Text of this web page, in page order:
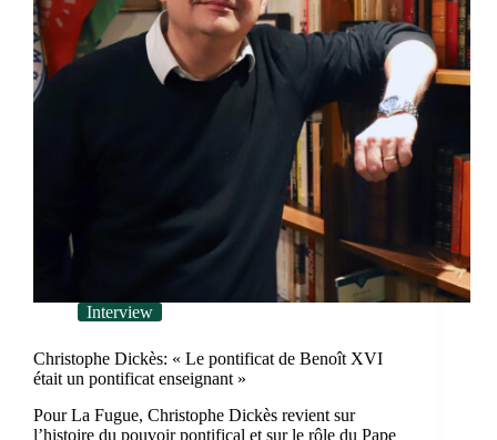
Interview
Christophe Dickès: « Le pontificat de Benoît XVI
était un pontificat enseignant »
Pour La Fugue, Christophe Dickès revient sur
l’histoire du pouvoir pontifical et sur le rôle du Pape